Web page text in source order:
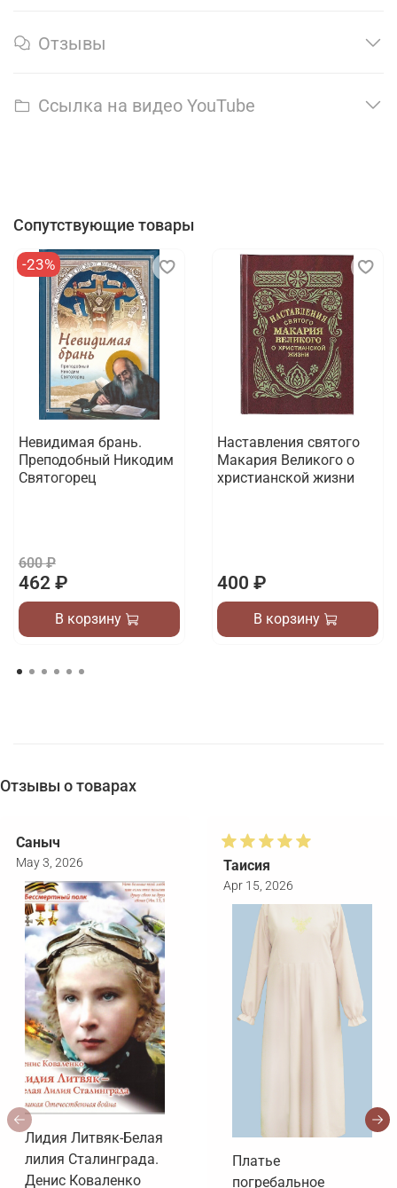
Отзывы
Ссылка на видео YouTube
Сопутствующие товары
-23%
Невидимая брань.
Преподобный Никодим
Святогорец
600 ₽
462 ₽
В корзину
Наставления святого
Макария Великого о
христианской жизни
400 ₽
В корзину
Отзывы о товарах
Саныч
May 3, 2026
Лидия Литвяк-Белая
лилия Сталинграда.
Денис Коваленко
Таисия
Apr 15, 2026
Платье
погребальное